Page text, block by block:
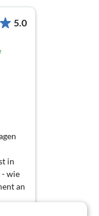
5.0
in
- wie
an